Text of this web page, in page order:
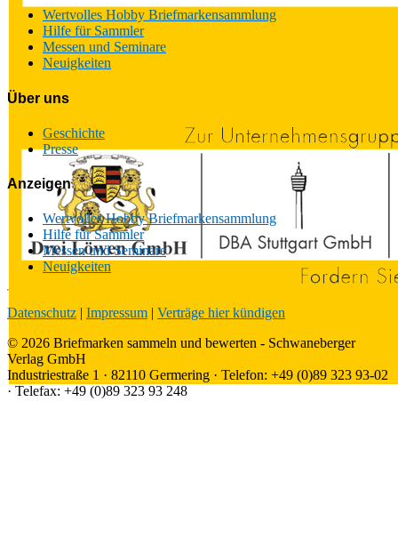
Wertvolles Hobby Briefmarkensammlung
Hilfe für Sammler
Messen und Seminare
Neuigkeiten
Über uns
Geschichte
Presse
Anzeigen
Wertvolles Hobby Briefmarkensammlung
Hilfe für Sammler
Messen und Seminare
Neuigkeiten
Datenschutz | Impressum | Verträge hier kündigen
© 2026 Briefmarken sammeln und bewerten - Schwaneberger
Verlag GmbH
Industriestraße 1 · 82110 Germering · Telefon: +49 (0)89 323 93-02
· Telefax: +49 (0)89 323 93 248